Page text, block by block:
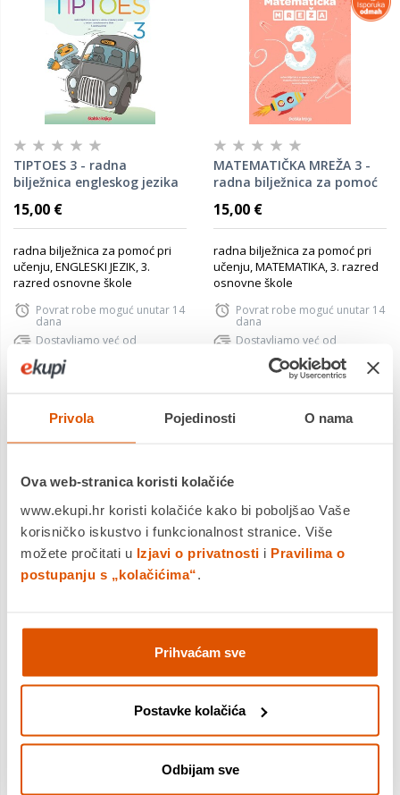
Privola Pojedinosti O nama
Ova web-stranica koristi kolačiće
www.ekupi.hr koristi kolačiće kako bi poboljšao Vaše
korisničko iskustvo i funkcionalnost stranice. Više
možete pročitati u Izjavi o privatnosti i Pravilima o
postupanju s „kolačićima“
Prihvaćam sve
Postavke kolačića
Odbijam sve
TIPTOES 3 - radna
bilježnica engleskog jezika
trećem razredu osnovne
škole – predviđeno za jesen
15,00 €
radna bilježnica za pomoć pri
učenju, ENGLESKI JEZIK, 3.
razred osnovne škole
Povrat robe moguć unutar 14
dana
Dostavljamo već od
MATEMATIČKA MREŽA 3 -
radna bilježnica za pomoć
trećem razredu osnovne
škole
15,00 €
radna bilježnica za pomoć pri
učenju, MATEMATIKA, 3. razred
osnovne škole
Povrat robe moguć unutar 14
dana
Dostavljamo već od
Doznajem – (inter)aktivna
radna bilježnica iz prirode i
društva za četvrti razred
osnovne škole
DRUŠTVO, 4. razred osnovne
zadataka za 4. razred
osnovne škole
11,00 €
4. razred osnovne škole